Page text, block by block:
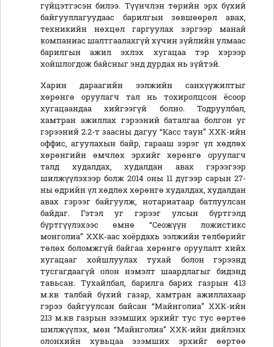
гүйцэтгэсэн билээ. Түүнчлэн төрийн эрх бүхий
байгууллагуудаас барилгын зөвшөөрөл авах,
техникийн нөхцөл гаргуулах зэргээр манай
компаниас шалтгаалахгүй хүчин зүйлийн улмаас
барилгын ажил эхлэх хугацаа тэр хэрээр
хойшлогдож байсныг энд дурдах нь зүйтэй.
Харин дараагийн ээлжийн санхүүжилтыг
хөрөнгө оруулагч тал нь тохиролцсон ёсоор
хугацаандаа хийгээгүй болно. Тодруулбал,
хамтран ажиллах гэрээний баталгаа болгон уг
гэрээний 2.2-т заасны дагуу “Касс таун” ХХК-ийн
оффис, агуулахын байр, гарааш зэрэг үл хөдлөх
хөрөнгийн өмчлөх эрхийг хөрөнгө оруулагч
талд худалдах, худалдан авах гэрээгээр
шилжүүлэхээр болж 2014 оны 11 дүгээр сарын 27-
ны өдрийн үл хөдлөх хөрөнгө худалдах, худалдан
авах гэрээг байгуулж, нотариатаар батлуулсан
байдаг. Гэтэл уг гэрээг улсын бүртгэлд
бүртгүүлэхээс өмнө “Сеожүүн ложистикс
монголиа” ХХК-аас хоёрдахь ээлжийн төлбөрийг
төлөх боломжгүй байгаа хөрөнгө оруулалт хийх
хугацааг хойшлуулах тухай болон гэрээнд
тусгагдаагүй олон нэмэлт шаардлагыг бидэнд
тавьсан. Тухайлбал, барилга барих газрын 413
м.кв талбай бүхий газар, хамтран ажиллахаар
гэрээ байгуулсан байсан “Майнголиа” ХХК-ийн
213 м.кв газрын эзэмших эрхийг тус тус өөртөө
шилжүүлэх, мөн “Майнголиа” ХХК-ийн дийлэнх
олонхийн хувьцаа эзэмших эрхийг өөртөө